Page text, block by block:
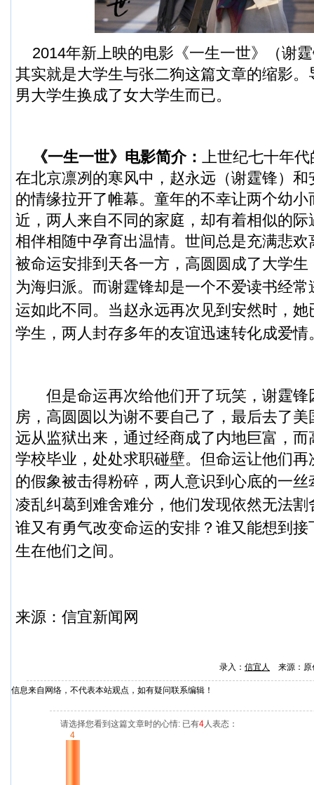
2014年新上映的电影《一生一世》（谢
其实就是大学生与张二狗这篇文章的缩影
男大学生换成了女大学生而已。
《一生一世》电影简介： 上世纪七十年
在北京凛冽的寒风中，赵永远（谢霆锋）
的情缘拉开了帷幕。童年的不幸让两个幼
近，两人来自不同的家庭，却有着相似的
相伴相随中孕育出温情。世间总是充满悲
被命运安排到天各一方，高圆圆成了大学
为海归派。而谢霆锋却是一个不爱读书经
运如此不同。 当赵永远再次见到安然时，
学生，两人封存多年的友谊迅速转化成爱情
但是命运再次给他们开了玩笑，谢霆锋
房，高圆圆以为谢不要自己了，最后去了
远从监狱出来，通过经商成了内地巨富，
学校毕业，处处求职碰壁。但命运让他们
的假象被击得粉碎，两人意识到心底的一丝
凌乱纠葛到难舍难分，他们发现依然无法
谁又有勇气改变命运的安排？谁又能想到
生在他们之间。
来源： 信宜新闻 网
录入： 信宜人 来源：
信息来自网络，不代表本站观点，如有疑问联系编辑！
请选择您看到这篇文章时的心情: 已有4人表态：
4